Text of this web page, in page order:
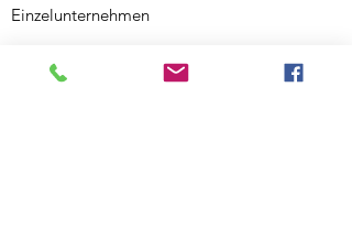
Einzelunternehmen
Haldenhof 5